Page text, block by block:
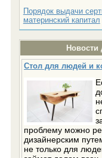
Порядок выдачи
материнский капитал
Новости
Стол для людей и
проблему можно
дизайнерским
не только для